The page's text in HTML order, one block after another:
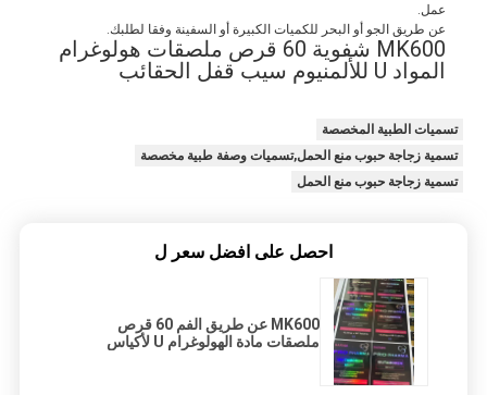
عمل.
عن طريق الجو أو البحر للكميات الكبيرة أو السفينة وفقا لطلبك.
MK600 شفوية 60 قرص ملصقات هولوغرام
المواد U للألمنيوم سيب قفل الحقائب
تسميات الطبية المخصصة
تسمية زجاجة حبوب منع الحمل,تسميات وصفة طبية مخصصة
تسمية زجاجة حبوب منع الحمل
احصل على افضل سعر ل
MK600 عن طريق الفم 60 قرص
ملصقات مادة الهولوغرام U لأكياس